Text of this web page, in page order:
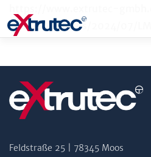
Inhalt
content/uploads/2024/07/
Feldstraße 25 | 78345 Moos